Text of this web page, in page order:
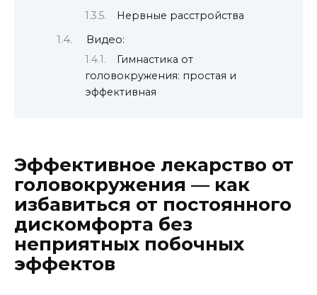
Нервные расстройства
Видео:
Гимнастика от
головокружения: простая и
эффективная
Эффективное лекарство от
головокружения — как
избавиться от постоянного
дискомфорта без
неприятных побочных
эффектов